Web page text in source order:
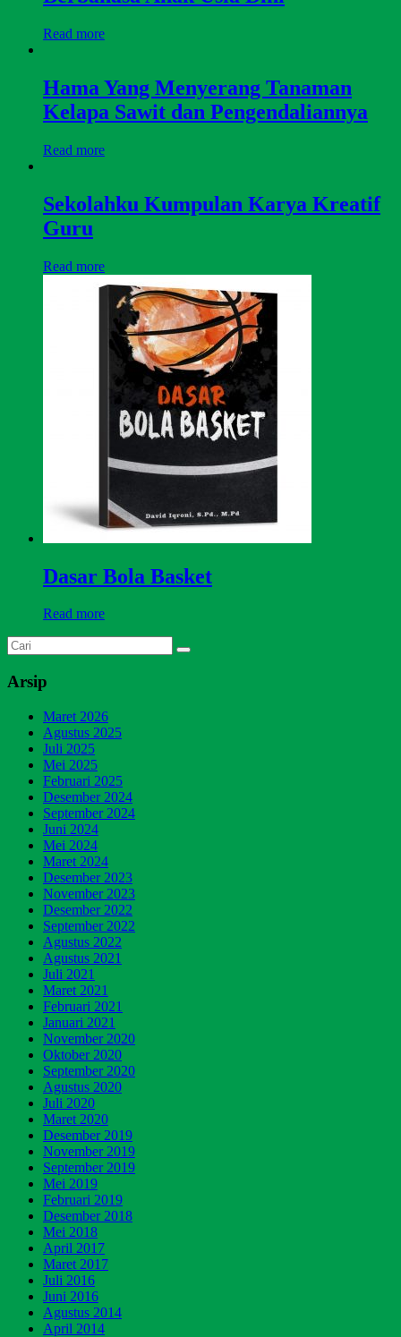
Read more
Hama Yang Menyerang Tanaman
Kelapa Sawit dan Pengendaliannya
Read more
Sekolahku Kumpulan Karya Kreatif
Guru
Read more
Dasar Bola Basket
Read more
Arsip
Maret 2026
Agustus 2025
Juli 2025
Mei 2025
Februari 2025
Desember 2024
September 2024
Juni 2024
Mei 2024
Maret 2024
Desember 2023
November 2023
Desember 2022
September 2022
Agustus 2022
Agustus 2021
Juli 2021
Maret 2021
Februari 2021
Januari 2021
November 2020
Oktober 2020
September 2020
Agustus 2020
Juli 2020
Maret 2020
Desember 2019
November 2019
September 2019
Mei 2019
Februari 2019
Desember 2018
Mei 2018
April 2017
Maret 2017
Juli 2016
Juni 2016
Agustus 2014
April 2014